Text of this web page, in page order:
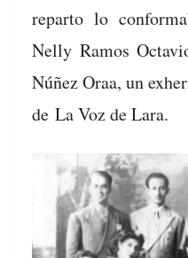
repar­to lo
Nel­ly Ramos
Núñez Oraa, un
de La Voz de Lara.